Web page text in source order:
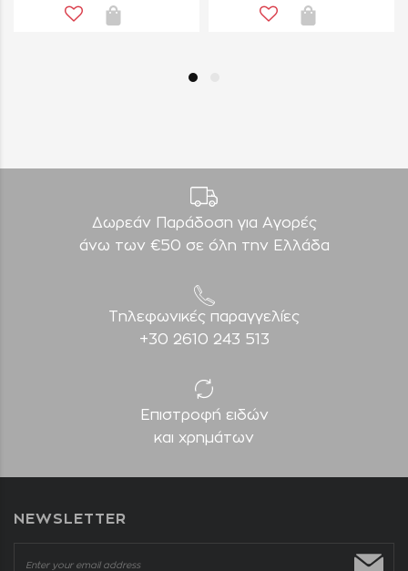
Δωρεάν Παράδοση για Aγορές
άνω των €50 σε όλη την Ελλάδα
Τηλεφωνικές παραγγελίες
+30 2610 243 513
Επιστροφή ειδών
και χρημάτων
NEWSLETTER